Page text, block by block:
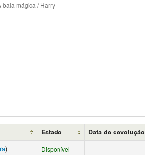
bala mágica / Harry
Estado Data de devolução
) Disponível